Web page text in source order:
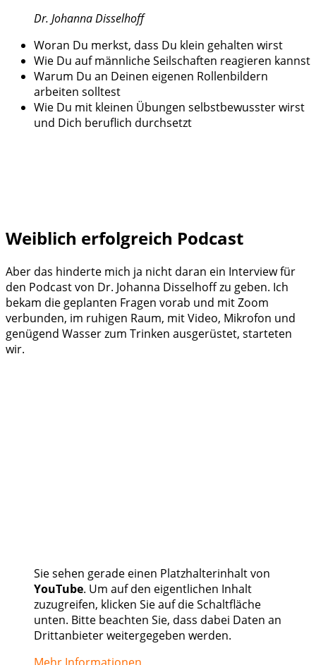
Dr. Johanna Disselhoff
Woran Du merkst, dass Du klein gehalten wirst
Wie Du auf männliche Seilschaften reagieren kannst
Warum Du an Deinen eigenen Rollenbildern
arbeiten solltest
Wie Du mit kleinen Übungen selbstbewusster wirst
und Dich beruflich durchsetzt
Weiblich erfolgreich Podcast
Aber das hinderte mich ja nicht daran ein Interview für
den Podcast von Dr. Johanna Disselhoff zu geben. Ich
bekam die geplanten Fragen vorab und mit Zoom
verbunden, im ruhigen Raum, mit Video, Mikrofon und
genügend Wasser zum Trinken ausgerüstet, starteten
wir.
Sie sehen gerade einen Platzhalterinhalt von
YouTube. Um auf den eigentlichen Inhalt
zuzugreifen, klicken Sie auf die Schaltfläche
unten. Bitte beachten Sie, dass dabei Daten an
Drittanbieter weitergegeben werden.